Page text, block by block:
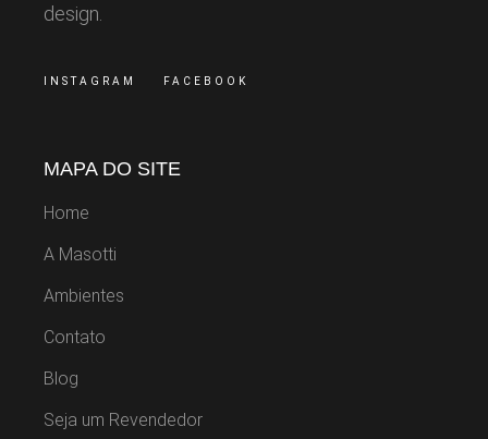
design.
INSTAGRAM FACEBOOK
MAPA DO SITE
Home
A Masotti
Ambientes
Contato
Blog
Seja um Revendedor